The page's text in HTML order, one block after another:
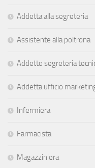
Addetta alla segreteria
Assistente alla poltrona
Addetto segreteria
Addetta ufficio
Infermiera
Farmacista
Magazziniera